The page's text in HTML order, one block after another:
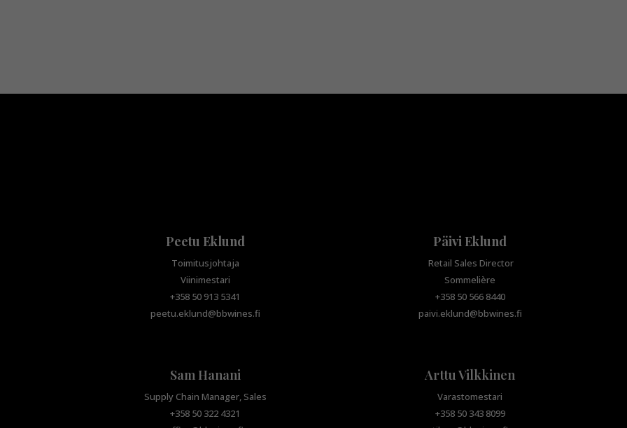
Peetu Eklund
Toimitusjohtaja
Viinimestari
+358 50 913 5341
peetu.eklund@bbwines.fi
Päivi Eklund
Retail Sales Director
Sommelière
+358 50 566 8440
paivi.eklund@bbwines.fi
Sam Hanani
Supply Chain Manager, Sales
+358 50 322 4321
Arttu Vilkkinen
Varastomestari
+358 50 343 8099